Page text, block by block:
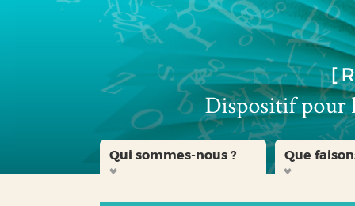
Qui sommes-nous ? Que